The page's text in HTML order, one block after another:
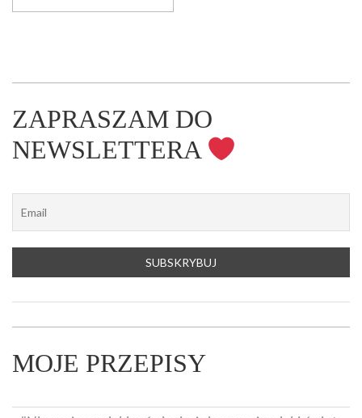
ZAPRASZAM DO
NEWSLETTERA
MOJE PRZEPISY